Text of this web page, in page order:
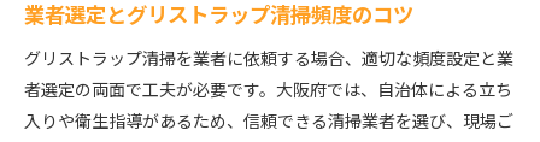
業者選定とグリストラップ清掃頻度のコツ
グリストラップ清掃を業者に依頼する場合、適切な頻度設定と業
者選定の両面で工夫が必要です。大阪府では、自治体による立ち
入りや衛生指導があるため、信頼できる清掃業者を選び、現場ご